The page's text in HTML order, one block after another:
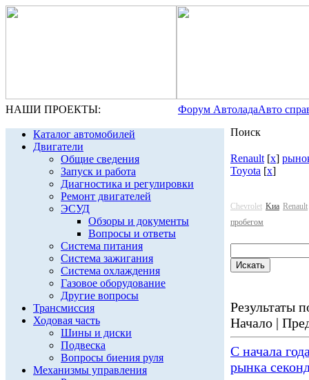
НАШИ ПРОЕКТЫ: Форум АвтоладаАвто
Каталог автомобилей
Двигатели
Общие сведения
Запуск и работа
Диагностика и регулировки
Ремонт двигателей
ЭСУД
Обзоры и документы
Вопросы и ответы
Система питания
Система зажигания
Система охлаждения
Газовое оборудование
Другие вопросы
Трансмиссия
Ходовая часть
Шины и диски
Подвеска
Вопросы биения руля
Механизмы управления
Поиск
Renault [x]
Toyota [x]
Chevrolet Kиа Renault
пробегом
Результаты
Начало |
С начала
рынка